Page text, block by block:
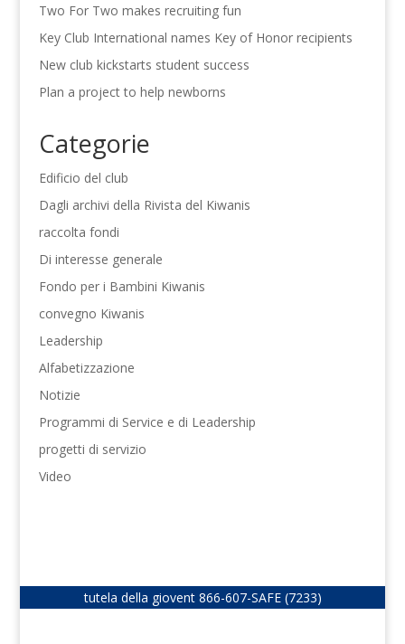
Two For Two makes recruiting fun
Key Club International names Key of Honor recipients
New club kickstarts student success
Plan a project to help newborns
Categorie
Edificio del club
Dagli archivi della Rivista del Kiwanis
raccolta fondi
Di interesse generale
Fondo per i Bambini Kiwanis
convegno Kiwanis
Leadership
Alfabetizzazione
Notizie
Programmi di Service e di Leadership
progetti di servizio
Video
tutela della giovent 866-607-SAFE (7233)